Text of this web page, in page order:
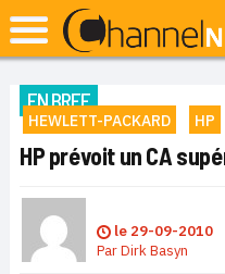
EN BREF
HEWLETT-PACKARD HP
HP prévoit un CA
le 29-09-2010
ParDirk Basyn